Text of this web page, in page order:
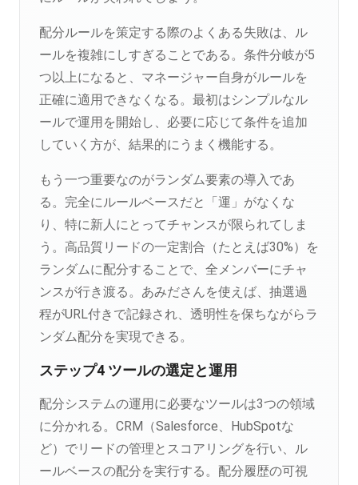
配分ルールを策定する際のよくある失敗は、ル
ールを複雑にしすぎることである。条件分岐が5
つ以上になると、マネージャー自身がルールを
正確に適用できなくなる。最初はシンプルなル
ールで運用を開始し、必要に応じて条件を追加
していく方が、結果的にうまく機能する。
もう一つ重要なのがランダム要素の導入であ
る。完全にルールベースだと「運」がなくな
り、特に新人にとってチャンスが限られてしま
う。高品質リードの一定割合（たとえば30%）を
ランダムに配分することで、全メンバーにチャ
ンスが行き渡る。あみださんを使えば、抽選過
程がURL付きで記録され、透明性を保ちながらラ
ンダム配分を実現できる。
ステップ4 ツールの選定と運用
配分システムの運用に必要なツールは3つの領域
に分かれる。CRM（Salesforce、HubSpotな
ど）でリードの管理とスコアリングを行い、ル
ールベースの配分を実行する。配分履歴の可視